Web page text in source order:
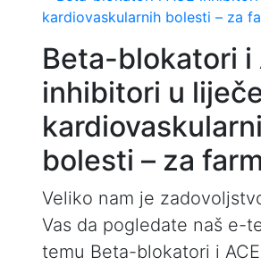
Beta-blokatori i
inhibitori u
bolesti – za
Veliko nam je
Vas da pogledate naš e-
temu Beta-blokatori i